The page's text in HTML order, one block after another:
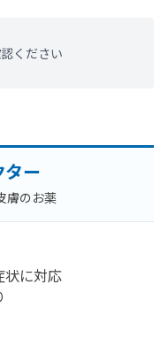
ください
ター
膚のお薬
状に対応